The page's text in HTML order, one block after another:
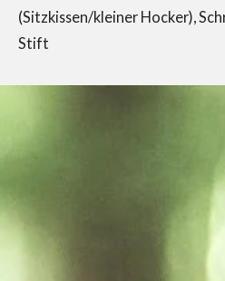
(Sitzkissen/kleiner Hocker),
Stift